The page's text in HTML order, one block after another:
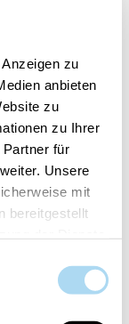
zu
anbieten
zu
zu Ihrer
für
Unsere
mit
bereitgestellt
Leaves
Medium Jar
CHF 14.95